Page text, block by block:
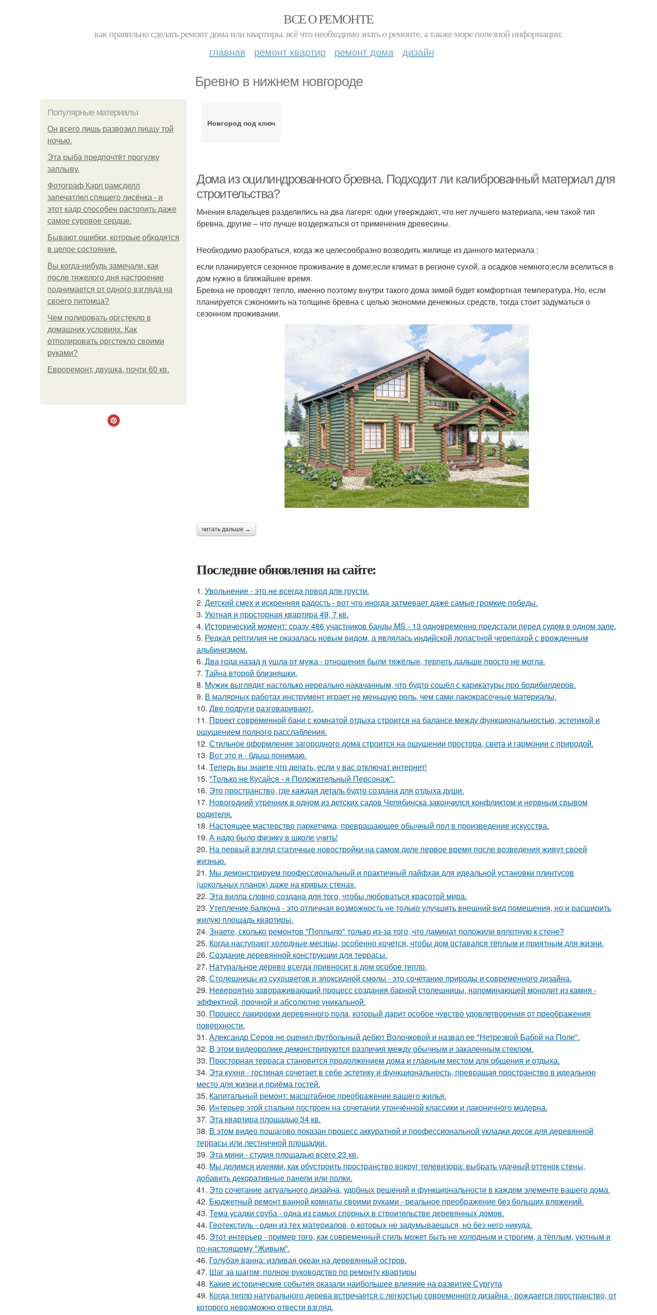
ВСЕ О РЕМОНТЕ
как правильно сделать ремонт дома или квартиры. всё что необходимо знать о ремонте, а также море полезной информации.
главная ремонт квартир ремонт дома дизайн
Бревно в нижнем новгороде
Популярные материалы
Он всего лишь развозил пиццу той
ночью.
Эта рыба предпочтёт прогулку
заплыву.
Фотограф Карл рамсделл
запечатлел спящего лисёнка - и
этот кадр способен растопить даже
самое суровое сердце.
Бывают ошибки, которые обходятся
в целое состояние.
Вы когда-нибудь замечали, как
после тяжелого дня настроение
поднимается от одного взгляда на
своего питомца?
Чем полировать оргстекло в
домашних условиях. Как
отполировать оргстекло своими
руками?
Евроремонт, двушка, почти 60 кв.
Новгород под ключ
Дома из оцилиндрованного бревна. Подходит ли калиброванный материал для
строительства?
Мнения владельцев разделились на два лагеря: одни утверждают, что нет лучшего материала, чем такой тип
бревна, другие – что лучше воздержаться от применения древесины.
Необходимо разобраться, когда же целесообразно возводить жилище из данного материала :
если планируется сезонное проживание в доме;если климат в регионе сухой, а осадков немного;если вселиться в
дом нужно в ближайшее время.
Бревна не проводят тепло, именно поэтому внутри такого дома зимой будет комфортная температура. Но, если
планируется сэкономить на толщине бревна с целью экономии денежных средств, тогда стоит задуматься о
сезонном проживании.
читать дальше →
Последние обновления на сайте:
1. Увольнение - это не всегда повод для грусти.
2. Детский смех и искренняя радость - вот что иногда затмевает даже самые громкие победы.
3. Уютная и просторная квартира 49, 7 кв.
4. Исторический момент: сразу 486 участников банды MS - 13 одновременно предстали перед судом в одном зале.
5. Редкая рептилия не оказалась новым видом, а являлась индийской лопастной черепахой с врожденным
альбинизмом.
6. Два года назад я ушла от мужа - отношения были тяжёлые, терпеть дальше просто не могла.
7. Тайна второй близняшки.
8. Мужик выглядит настолько нереально накачанным, что будто сошёл с карикатуры про бодибилдеров.
9. В малярных работах инструмент играет не меньшую роль, чем сами лакокрасочные материалы.
10. Две подруги разговаривают.
11. Проект современной бани с комнатой отдыха строится на балансе между функциональностью, эстетикой и
ощущением полного расслабления.
12. Стильное оформление загородного дома строится на ощущении простора, света и гармонии с природой.
13. Вот это я - бдыщ понимаю.
14. Теперь вы знаете что делать, если у вас отключат интернет!
15. "Только не Кусайся - я Положительный Персонаж".
16. Это пространство, где каждая деталь будто создана для отдыха души.
17. Новогодний утренник в одном из детских садов Челябинска закончился конфликтом и нервным срывом
родителя.
18. Настоящее мастерство паркетчика, превращающее обычный пол в произведение искусства.
19. А надо было физику в школе учить!
20. На первый взгляд статичные новостройки на самом деле первое время после возведения живут своей
жизнью.
21. Мы демонстрируем профессиональный и практичный лайфхак для идеальной установки плинтусов
(цокольных планок) даже на кривых стенах.
22. Эта вилла словно создана для того, чтобы любоваться красотой мира.
23. Утепление балкона - это отличная возможность не только улучшить внешний вид помещения, но и расширить
жилую площадь квартиры.
24. Знаете, сколько ремонтов "Поплыло" только из-за того, что ламинат положили вплотную к стене?
25. Когда наступают холодные месяцы, особенно хочется, чтобы дом оставался тёплым и приятным для жизни.
26. Создание деревянной конструкции для террасы.
27. Натуральное дерево всегда привносит в дом особое тепло.
28. Столешницы из сухоцветов и эпоксидной смолы - это сочетание природы и современного дизайна.
29. Невероятно завораживающий процесс создания барной столешницы, напоминающей монолит из камня -
эффектной, прочной и абсолютно уникальной.
30. Процесс лакировки деревянного пола, который дарит особое чувство удовлетворения от преображения
поверхности.
31. Александр Серов не оценил футбольный дебют Волочковой и назвал ее "Нетрезвой Бабой на Поле".
32. В этом видеоролике демонстрируются различия между обычным и закаленным стеклом.
33. Просторная терраса становится продолжением дома и главным местом для общения и отдыха.
34. Эта кухня - гостиная сочетает в себе эстетику и функциональность, превращая пространство в идеальное
место для жизни и приёма гостей.
35. Капитальный ремонт: масштабное преображение вашего жилья.
36. Интерьер этой спальни построен на сочетании утончённой классики и лаконичного модерна.
37. Эта квартира площадью 34 кв.
38. В этом видео пошагово показан процесс аккуратной и профессиональной укладки досок для деревянной
террасы или лестничной площадки.
39. Эта мини - студия площадью всего 23 кв.
40. Мы делимся идеями, как обустроить пространство вокруг телевизора: выбрать удачный оттенок стены,
добавить декоративные панели или полки.
41. Это сочетание актуального дизайна, удобных решений и функциональности в каждом элементе вашего дома.
42. Бюджетный ремонт ванной комнаты своими руками - реальное преображение без больших вложений.
43. Тема усадки сруба - одна из самых спорных в строительстве деревянных домов.
44. Геотекстиль - один из тех материалов, о которых не задумываешься, но без него никуда.
45. Этот интерьер - пример того, как современный стиль может быть не холодным и строгим, а тёплым, уютным и
по-настоящему "Живым".
46. Голубая ванна: изливая океан на деревянный остров.
47. Шаг за шагом: полное руководство по ремонту квартиры
48. Какие исторические события оказали наибольшее влияние на развитие Сургута
49. Когда тепло натурального дерева встречается с легкостью современного дизайна - рождается пространство, от
которого невозможно отвести взгляд.